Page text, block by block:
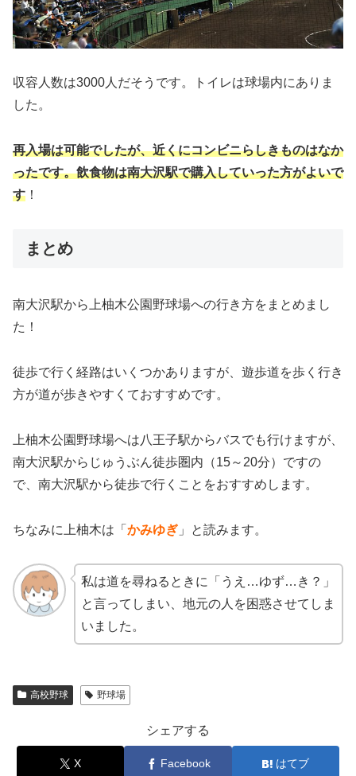
収容人数は3000人だそうです。トイレは球場内にありま
した。
再入場は可能でしたが、近くにコンビニらしきものはなか
ったです。飲食物は南大沢駅で購入していった方がよいで
す ！
まとめ
南大沢駅から上柚木公園野球場への行き方をまとめまし
た！
徒歩で行く経路はいくつかありますが、遊歩道を歩く行き
方が道が歩きやすくておすすめです。
上柚木公園野球場へは八王子駅からバスでも行けますが、
南大沢駅からじゅうぶん徒歩圏内（15～20分）ですの
で、南大沢駅から徒歩で行くことをおすすめします。
ちなみに上柚木は「 かみゆぎ 」と読みます。
私は道を尋ねるときに「うえ…ゆず…き？」
と言ってしまい、地元の人を困惑させてしま
いました。
高校野球 野球場
シェアする
X Facebook はてブ